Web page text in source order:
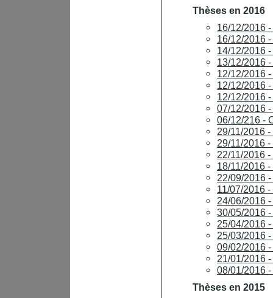
Thèses en 2016
16/12/2016
16/12/2016
14/12/2016
13/12/2016
12/12/2016
12/12/2016
12/12/2016
07/12/2016
06/12/216 -
29/11/2016
29/11/2016
22/11/2016
18/11/2016
22/09/2016
11/07/2016
24/06/2016
30/05/2016
25/04/2016
25/03/2016
09/02/2016
21/01/2016
08/01/2016
Thèses en 2015